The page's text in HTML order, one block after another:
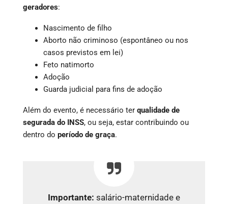
geradores:
Nascimento de filho
Aborto não criminoso (espontâneo ou nos
casos previstos em lei)
Feto natimorto
Adoção
Guarda judicial para fins de adoção
Além do evento, é necessário ter qualidade de
segurada do INSS, ou seja, estar contribuindo ou
dentro do período de graça.
Importante: salário-maternidade e